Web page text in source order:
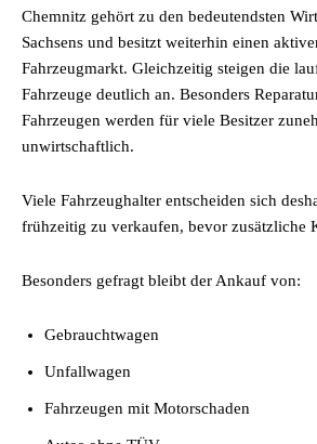
Chemnitz gehört zu den bedeutendsten
Sachsens und besitzt weiterhin einen
Fahrzeugmarkt. Gleichzeitig steigen die
Fahrzeuge deutlich an. Besonders
Fahrzeugen werden für viele Besitzer
unwirtschaftlich.
Viele Fahrzeughalter entscheiden sich
frühzeitig zu verkaufen, bevor zusätzliche
Besonders gefragt bleibt der Ankauf von:
Gebrauchtwagen
Unfallwagen
Fahrzeugen mit Motorschaden